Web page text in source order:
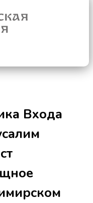
Входа